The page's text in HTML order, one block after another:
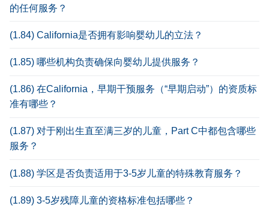
的任何服务？
(1.84) California是否拥有影响婴幼儿的立法？
(1.85) 哪些机构负责确保向婴幼儿提供服务？
(1.86) 在California，早期干预服务（“早期启动”）的资质标
准有哪些？
(1.87) 对于刚出生直至满三岁的儿童，Part C中都包含哪些
服务？
(1.88) 学区是否负责适用于3-5岁儿童的特殊教育服务？
(1.89) 3-5岁残障儿童的资格标准包括哪些？